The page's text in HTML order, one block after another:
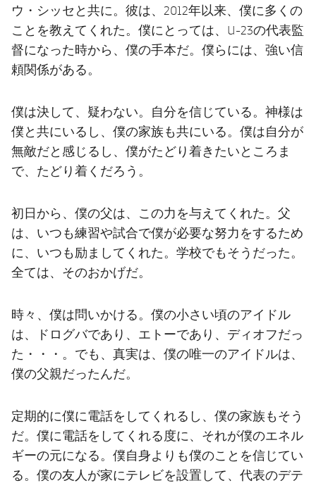
ウ・シッセと共に。彼は、2012年以来、僕に多くの
ことを教えてくれた。僕にとっては、U-23の代表監
督になった時から、僕の手本だ。僕らには、強い信
頼関係がある。
僕は決して、疑わない。自分を信じている。神様は
僕と共にいるし、僕の家族も共にいる。僕は自分が
無敵だと感じるし、僕がたどり着きたいところま
で、たどり着くだろう。
初日から、僕の父は、この力を与えてくれた。父
は、いつも練習や試合で僕が必要な努力をするため
に、いつも励ましてくれた。学校でもそうだった。
全ては、そのおかげだ。
時々、僕は問いかける。僕の小さい頃のアイドル
は、ドログバであり、エトーであり、ディオフだっ
た・・・。でも、真実は、僕の唯一のアイドルは、
僕の父親だったんだ。
定期的に僕に電話をしてくれるし、僕の家族もそう
だ。僕に電話をしてくれる度に、それが僕のエネル
ギーの元になる。僕自身よりも僕のことを信じてい
る。僕の友人が家にテレビを設置して、代表のデテ